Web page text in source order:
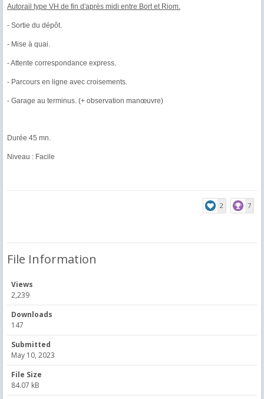
Autorail type VH de fin d'après midi entre Bort et Riom.
- Sortie du dépôt.
- Mise à quai.
- Attente correspondance express.
- Parcours en ligne avec croisements.
- Garage au terminus. (+ observation manœuvre)
Durée 45 mn.
Niveau : Facile
2 7
File Information
Views
2,239
Downloads
147
Submitted
May 10, 2023
File Size
84.07 kB